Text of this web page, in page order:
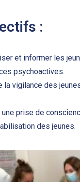
:
et informer les
psychoactives.
la vigilance des
prise de
des jeunes.